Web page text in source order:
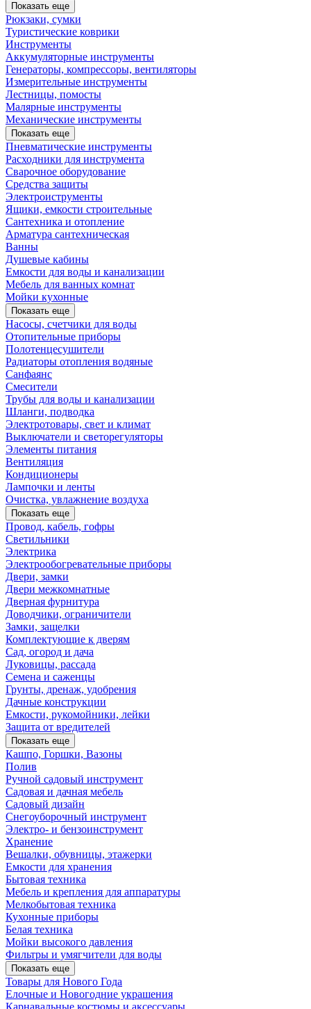
Показать еще
Рюкзаки, сумки
Туристические коврики
Инструменты
Аккумуляторные инструменты
Генераторы, компрессоры, вентиляторы
Измерительные инструменты
Лестницы, помосты
Малярные инструменты
Механические инструменты
Показать еще
Пневматические инструменты
Расходники для инструмента
Сварочное оборудование
Средства защиты
Электроиструменты
Ящики, емкости строительные
Сантехника и отопление
Арматура сантехническая
Ванны
Душевые кабины
Емкости для воды и канализации
Мебель для ванных комнат
Мойки кухонные
Показать еще
Насосы, счетчики для воды
Отопительные приборы
Полотенцесушители
Радиаторы отопления водяные
Санфаянс
Смесители
Трубы для воды и канализации
Шланги, подводка
Электротовары, свет и климат
Выключатели и светорегуляторы
Элементы питания
Вентиляция
Кондиционеры
Лампочки и ленты
Очистка, увлажнение воздуха
Показать еще
Провод, кабель, гофры
Светильники
Электрика
Электрообогревательные приборы
Двери, замки
Двери межкомнатные
Дверная фурнитура
Доводчики, ограничители
Замки, защелки
Комплектующие к дверям
Сад, огород и дача
Луковицы, рассада
Семена и саженцы
Грунты, дренаж, удобрения
Дачные конструкции
Емкости, рукомойники, лейки
Защита от вредителей
Показать еще
Кашпо, Горшки, Вазоны
Полив
Ручной садовый инструмент
Садовая и дачная мебель
Садовый дизайн
Снегоуборочный инструмент
Электро- и бензоинструмент
Хранение
Вешалки, обувницы, этажерки
Емкости для хранения
Бытовая техника
Мебель и крепления для аппаратуры
Мелкобытовая техника
Кухонные приборы
Белая техника
Мойки высокого давления
Фильтры и умягчители для воды
Показать еще
Товары для Нового Года
Елочные и Новогодние украшения
Карнавальные костюмы и аксессуары